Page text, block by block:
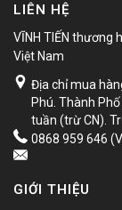
LIÊN HỆ
VĨNH TIẾN thương
Việt Nam
Địa chỉ mua
Phú. Thành
tuần (trừ CN).
0868 959 646
GIỚI THIỆU